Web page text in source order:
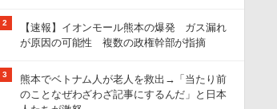
2
【速報】イオンモール熊本の爆発 ガス漏れ
が原因の可能性 複数の政権幹部が指摘
3
熊本でベトナム人が老人を救出→「当たり前
のことなぜわざわざ記事にするんだ」と日本